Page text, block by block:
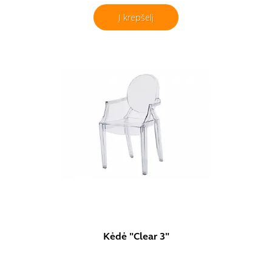
Į krepšelį
Kėdė "Clear 3"